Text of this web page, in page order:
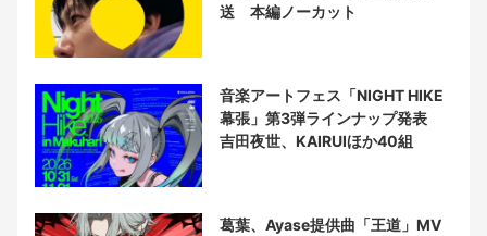
送 本編ノーカット
音楽アートフェス「NIGHT HIKE
幕張」第3弾ラインナップ発表
吉田夜世、KAIRUIほか40組
葛葉、Ayase提供曲「王道」MV